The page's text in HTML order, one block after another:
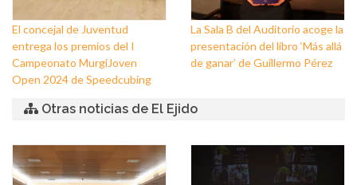
El concejal de Juventud
entrega los premios del I
Campeonato MurgiJoven
Open 2024 de Speedcubing
La Sala B del Auditorio acoge la
presentación del libro ‘Más allá
de ganar’ de Guillermo Pérez
Otras noticias de El Ejido